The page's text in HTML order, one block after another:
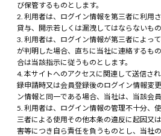
び保管するものとします。
利用者は、ログイン情報を第三者に利用
貸与、開示若しくは漏洩してはならないもの
利用者は、ログイン情報が第三者によっ
が判明した場合、直ちに当社に連絡するも
合は当該指示に従うものとします。
本サイトへのアクセスに関連して送信さ
録申請時又は会員登録後のログイン情報変
ン情報と同一である場合、当社は、当該会
利用者は、ログイン情報の管理不十分、
三者による使用その他本条の違反に起因又
害等につき自ら責任を負うものとし、当社